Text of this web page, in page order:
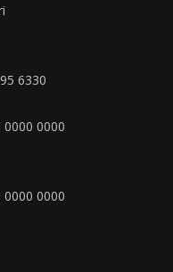
6330
0000 0000
0000 0000